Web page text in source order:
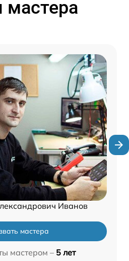
Иванов
мастера
мастером – 5 лет